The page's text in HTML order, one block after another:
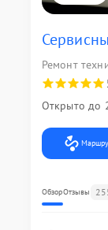
Ремонт
Открыто до
ОбзорОтзывы